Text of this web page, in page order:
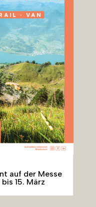
auf der Messe
15. März